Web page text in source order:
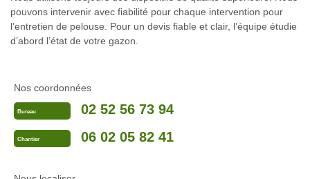
pouvons intervenir avec fiabilité pour chaque intervention pour
l’entretien de pelouse. Pour un devis fiable et clair, l’équipe étudie
d’abord l’état de votre gazon.
Nos coordonnées
Bureau 02 52 56 73 94
Chantier 06 02 05 82 41